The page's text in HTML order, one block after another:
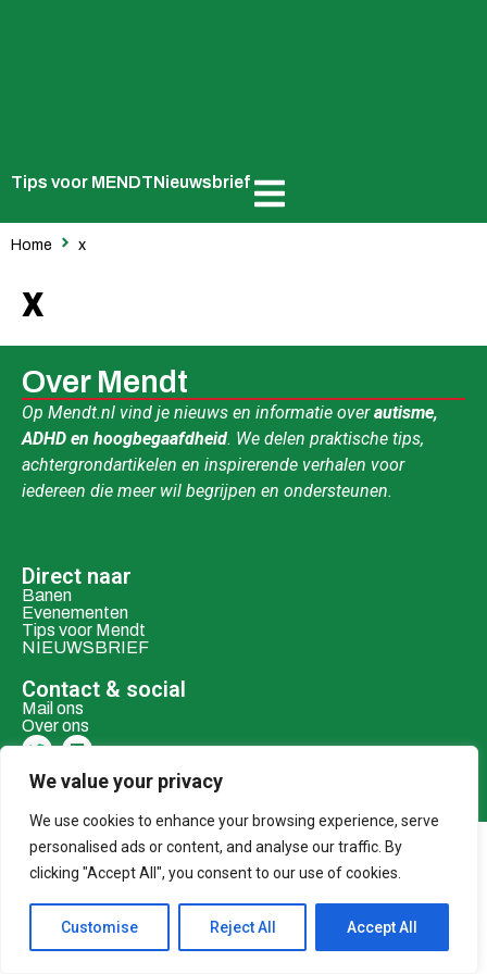
We value your privacy
We use cookies to enhance your browsing experience, serve
personalised ads or content, and analyse our traffic. By
clicking "Accept All", you consent to our use of cookies.
Customise Reject All Accept All
Tips voor MENDTNieuwsbrief
Home x
x
Over Mendt
Op Mendt.nl vind je nieuws en informatie overautisme,
ADHD en hoogbegaafdheid. We delen praktische tips,
achtergrondartikelen en inspirerende verhalen voor
iedereen die meer wil begrijpen en ondersteunen.
Direct naar
Banen
Evenementen
Tips voor Mendt
NIEUWSBRIEF
Contact & social
Mail ons
Over ons
Adverteren
Donaties
© 2026 MENDT